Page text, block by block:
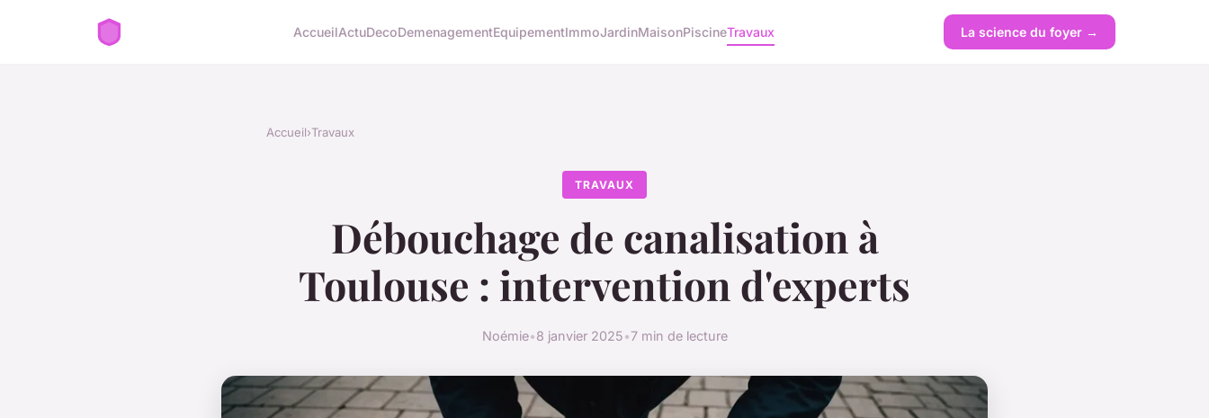
AccueilActuDecoDemenagementEquipementImmoJardinMaisonPiscineTravaux La science du foyer →
Accueil›Travaux
TRAVAUX
Débouchage de canalisation à
Toulouse : intervention d'experts
Noémie•8 janvier 2025•7 min de lecture